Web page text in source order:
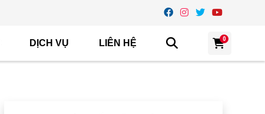
DỊCH VỤ LIÊN HỆ 0